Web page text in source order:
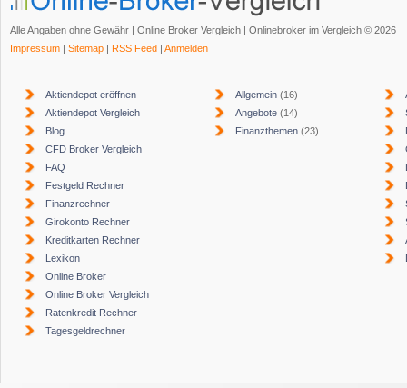
Alle Angaben ohne Gewähr | Online Broker Vergleich | Onlinebroker im Vergleich © 2026
Impressum | Sitemap | RSS Feed | Anmelden
Aktiendepot eröffnen
Aktiendepot Vergleich
Blog
CFD Broker Vergleich
FAQ
Festgeld Rechner
Finanzrechner
Girokonto Rechner
Kreditkarten Rechner
Lexikon
Online Broker
Online Broker Vergleich
Ratenkredit Rechner
Tagesgeldrechner
Allgemein (16)
Angebote (14)
Finanzthemen (23)